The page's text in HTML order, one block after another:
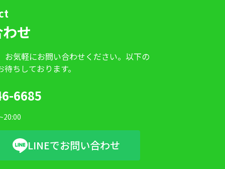
せ
気軽にお問い合わせください。以下の
ちしております。
6685
LINEでお問い合わせ